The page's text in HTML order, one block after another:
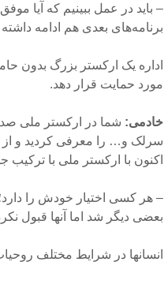
– باید در عمل ببینیم که آیا
برنامه‌های بعدی هم ادامه
اداره یک ارکستر بزرگ بدون
مورد حمایت قرار دهد.
خادمی: شما در ارکستر ملی صدا
سرلک و… را معرفی کردید و از
اکنون با ارکستر ملی با
– هر کسی اختیار خودش را
بعضی دیگر شد اما آنها قبول
انسانها در شرایط مختلف